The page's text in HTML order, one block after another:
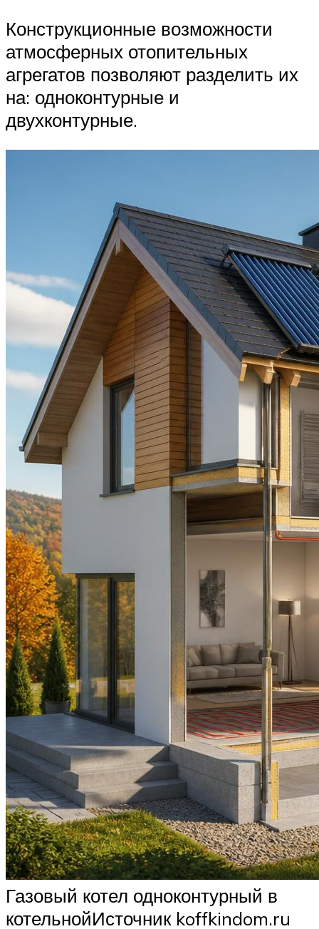
Конструкционные возможности
атмосферных отопительных
агрегатов позволяют разделить их
на: одноконтурные и
двухконтурные.
Газовый котел одноконтурный в
котельнойИсточник koffkindom.ru